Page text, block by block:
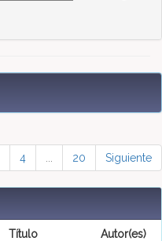
4 20 Siguiente
Título Autor(es)